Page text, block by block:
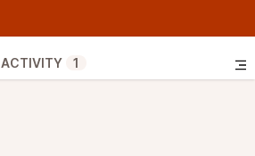
ACTIVITY 1